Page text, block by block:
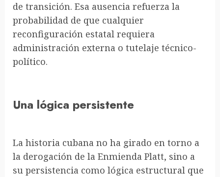
de transición. Esa ausencia refuerza la
probabilidad de que cualquier
reconfiguración estatal requiera
administración externa o tutelaje técnico-
político.
Una lógica persistente
La historia cubana no ha girado en torno a
la derogación de la Enmienda Platt, sino a
su persistencia como lógica estructural que